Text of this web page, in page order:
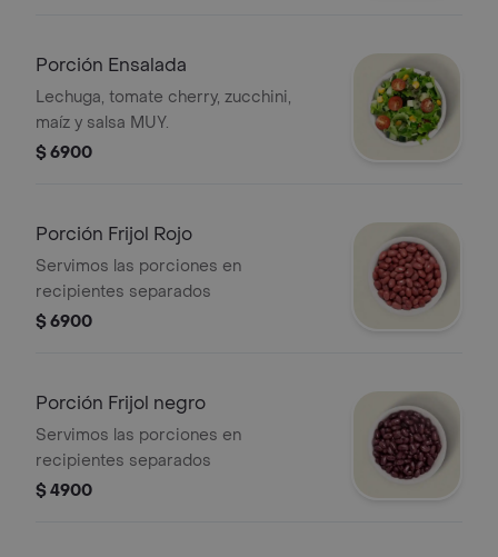
Porción Ensalada
Lechuga, tomate cherry, zucchini,
maíz y salsa MUY.
$ 6900
Porción Frijol Rojo
Servimos las porciones en
recipientes separados
$ 6900
Porción Frijol negro
Servimos las porciones en
recipientes separados
$ 4900